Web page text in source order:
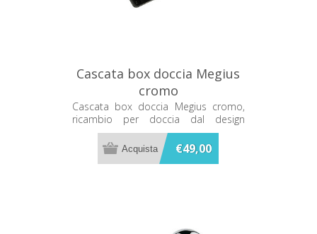
Cascata box doccia Megius
cromo
Cascata box doccia Megius cromo,
ricambio per doccia dal design
essenziale e finitura elegante.
€49,00